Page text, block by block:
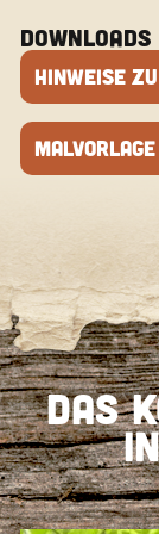
DOWNLOADS
Hinweise zu
Malvorlage
Das